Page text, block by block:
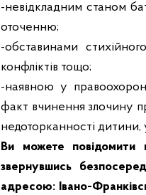
-невідкладним станом
оточенню;
-обставинами
конфліктів тощо;
-наявною у
факт вчинення злочину
недоторканності дитини,
Ви можете повідомити
звернувшись
адресою: Івано-